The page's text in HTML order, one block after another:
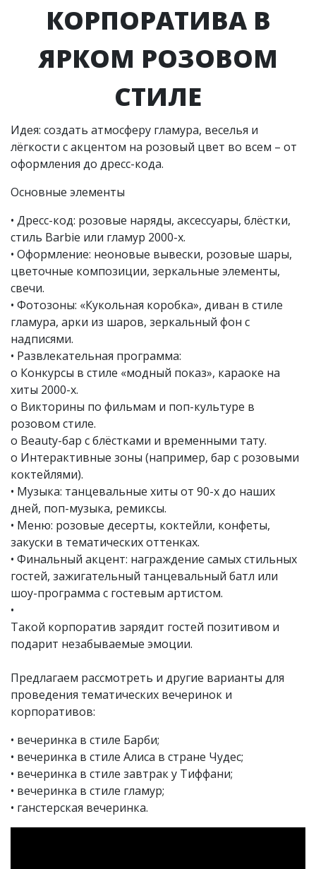
КОРПОРАТИВА В
ЯРКОМ РОЗОВОМ
СТИЛЕ
Идея: создать атмосферу гламура, веселья и
лёгкости с акцентом на розовый цвет во всем – от
оформления до дресс-кода.
Основные элементы
• Дресс-код: розовые наряды, аксессуары, блёстки,
стиль Barbie или гламур 2000-х.
• Оформление: неоновые вывески, розовые шары,
цветочные композиции, зеркальные элементы,
свечи.
• Фотозоны: «Кукольная коробка», диван в стиле
гламура, арки из шаров, зеркальный фон с
надписями.
• Развлекательная программа:
o Конкурсы в стиле «модный показ», караоке на
хиты 2000-х.
o Викторины по фильмам и поп-культуре в
розовом стиле.
o Beauty-бар с блёстками и временными тату.
o Интерактивные зоны (например, бар с розовыми
коктейлями).
• Музыка: танцевальные хиты от 90-х до наших
дней, поп-музыка, ремиксы.
• Меню: розовые десерты, коктейли, конфеты,
закуски в тематических оттенках.
• Финальный акцент: награждение самых стильных
гостей, зажигательный танцевальный батл или
шоу-программа с гостевым артистом.
•
Такой корпоратив зарядит гостей позитивом и
подарит незабываемые эмоции.
Предлагаем рассмотреть и другие варианты для
проведения тематических вечеринок и
корпоративов:
• вечеринка в стиле Барби;
• вечеринка в стиле Алиса в стране Чудес;
• вечеринка в стиле завтрак у Тиффани;
• вечеринка в стиле гламур;
• ганстерская вечеринка.